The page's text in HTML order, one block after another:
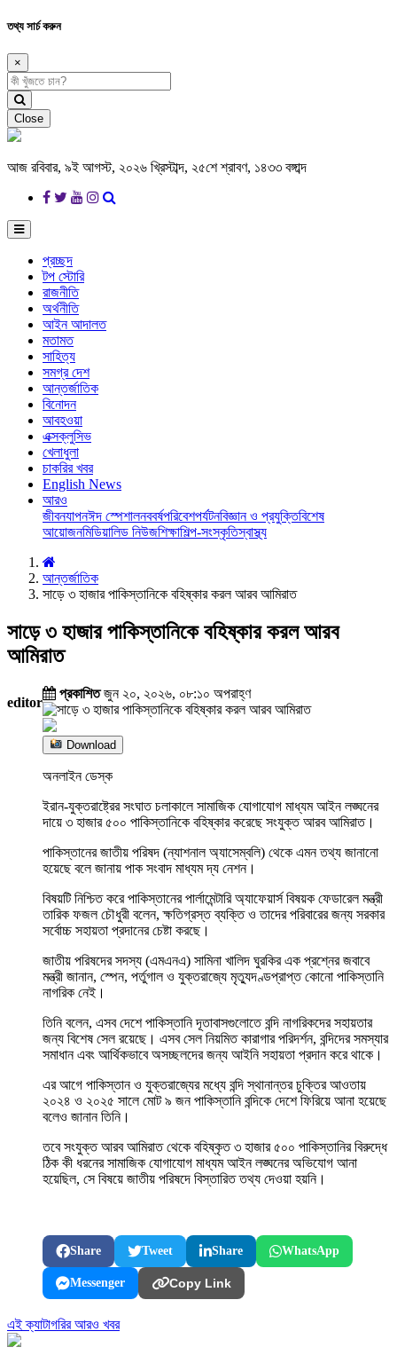
তথ্য সার্চ করুন
×
Close
আজ রবিবার, ৯ই আগস্ট, ২০২৬ খ্রিস্টাব্দ, ২৫শে শ্রাবণ, ১৪৩৩ বঙ্গাব্দ
প্রচ্ছদ
টপ স্টোরি
রাজনীতি
অর্থনীতি
আইন আদালত
মতামত
সাহিত্য
সমগ্র দেশ
আন্তর্জাতিক
বিনোদন
আবহওয়া
এক্সক্লুসিভ
খেলাধুলা
চাকরির খবর
English News
আরও
জীবনযাপনঈদ স্পেশালনববর্ষপরিবেশপর্যটনবিজ্ঞান ও প্রযুক্তিবিশেষ
আয়োজনমিডিয়ালিড নিউজশিক্ষাশিল্প-সংস্কৃতিস্বাস্থ্য
আন্তর্জাতিক
সাড়ে ৩ হাজার পাকিস্তানিকে বহিষ্কার করল আরব আমিরাত
সাড়ে ৩ হাজার পাকিস্তানিকে বহিষ্কার করল আরব
আমিরাত
editor
প্রকাশিতজুন ২০, ২০২৬, ০৮:১০ অপরাহ্ণ
Download
অনলাইন ডেস্ক
ইরান-যুক্তরাষ্ট্রের সংঘাত চলাকালে সামাজিক যোগাযোগ মাধ্যম আইন লঙ্ঘনের
দায়ে ৩ হাজার ৫০০ পাকিস্তানিকে বহিষ্কার করেছে সংযুক্ত আরব আমিরাত।
পাকিস্তানের জাতীয় পরিষদ (ন্যাশনাল অ্যাসেম্বলি) থেকে এমন তথ্য জানানো
হয়েছে বলে জানায় পাক সংবাদ মাধ্যম দ্য নেশন।
বিষয়টি নিশ্চিত করে পাকিস্তানের পার্লামেন্টারি অ্যাফেয়ার্স বিষয়ক ফেডারেল মন্ত্রী
তারিক ফজল চৌধুরী বলেন, ক্ষতিগ্রস্ত ব্যক্তি ও তাদের পরিবারের জন্য সরকার
সর্বোচ্চ সহায়তা প্রদানের চেষ্টা করছে।
জাতীয় পরিষদের সদস্য (এমএনএ) সামিনা খালিদ ঘুরকির এক প্রশ্নের জবাবে
মন্ত্রী জানান, স্পেন, পর্তুগাল ও যুক্তরাজ্যে মৃত্যুদণ্ডপ্রাপ্ত কোনো পাকিস্তানি
নাগরিক নেই।
তিনি বলেন, এসব দেশে পাকিস্তানি দূতাবাসগুলোতে বন্দি নাগরিকদের সহায়তার
জন্য বিশেষ সেল রয়েছে। এসব সেল নিয়মিত কারাগার পরিদর্শন, বন্দিদের সমস্যার
সমাধান এবং আর্থিকভাবে অসচ্ছলদের জন্য আইনি সহায়তা প্রদান করে থাকে।
এর আগে পাকিস্তান ও যুক্তরাজ্যের মধ্যে বন্দি স্থানান্তর চুক্তির আওতায়
২০২৪ ও ২০২৫ সালে মোট ৯ জন পাকিস্তানি বন্দিকে দেশে ফিরিয়ে আনা হয়েছে
বলেও জানান তিনি।
তবে সংযুক্ত আরব আমিরাত থেকে বহিষ্কৃত ৩ হাজার ৫০০ পাকিস্তানির বিরুদ্ধে
ঠিক কী ধরনের সামাজিক যোগাযোগ মাধ্যম আইন লঙ্ঘনের অভিযোগ আনা
হয়েছিল, সে বিষয়ে জাতীয় পরিষদে বিস্তারিত তথ্য দেওয়া হয়নি।
Share Tweet Share WhatsApp
Messenger Copy Link
এই ক্যাটাগরির আরও খবর